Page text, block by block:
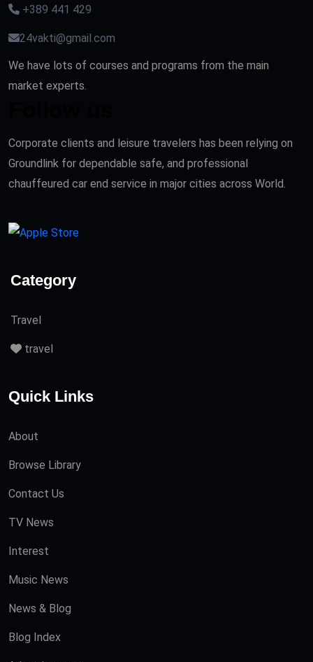
+389 441 429
24vakti@gmail.com
We have lots of courses and programs from the main
market experts.
Corporate clients and leisure travelers has been relying on
Groundlink for dependable safe, and professional
chauffeured car end service in major cities across World.
Category
Travel
travel
Quick Links
About
Browse Library
Contact Us
TV News
Interest
Music News
News & Blog
Blog Index